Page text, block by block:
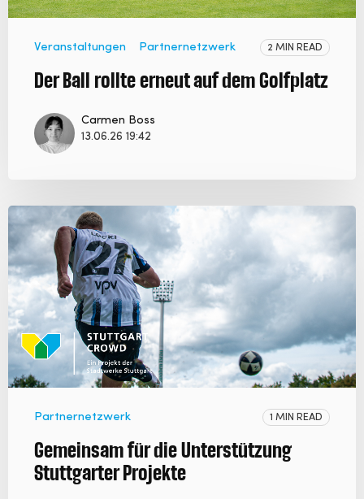
Veranstaltungen Partnernetzwerk 2 MIN READ
Der Ball rollte erneut auf dem Golfplatz
Carmen Boss
13.06.26 19:42
Partnernetzwerk 1 MIN READ
Gemeinsam für die Unterstützung
Stuttgarter Projekte